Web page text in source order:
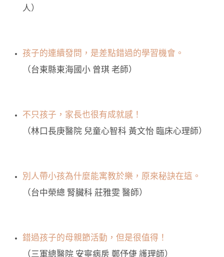
人）
孩子的連續發問，是差點錯過的學習機會。
（台東縣東海國小 曾琪 老師）
不只孩子，家長也很有成就感！
（林口長庚醫院 兒童心智科 黃文怡 臨床心理師）
別人帶小孩為什麼能寓教於樂，原來秘訣在這。
（台中榮總 腎臟科 莊雅雯 醫師）
錯過孩子的母親節活動，但是很值得！
（三軍總醫院 安寧病房 鄭伃倢 護理師）